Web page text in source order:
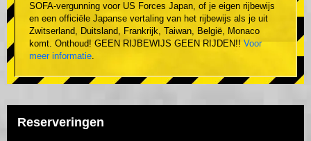
SOFA-vergunning voor US Forces Japan, of je eigen rijbewijs
en een officiële Japanse vertaling van het rijbewijs als je uit
Zwitserland, Duitsland, Frankrijk, Taiwan, België, Monaco
komt. Onthoud! GEEN RIJBEWIJS GEEN RIJDEN!! Voor
meer informatie.
Reserveringen